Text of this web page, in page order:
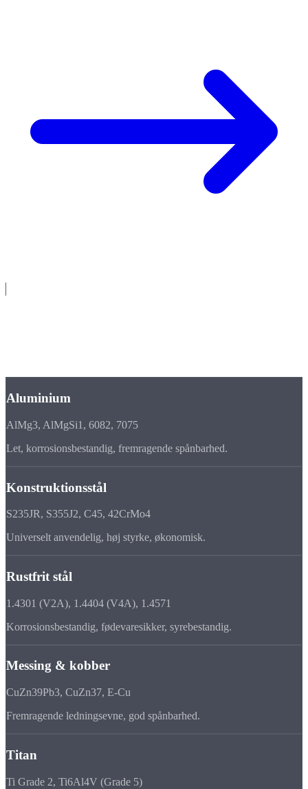
Aluminium
AlMg3, AlMgSi1, 6082, 7075
Let, korrosionsbestandig, fremragende spånbarhed.
Konstruktionsstål
S235JR, S355J2, C45, 42CrMo4
Universelt anvendelig, høj styrke, økonomisk.
Rustfrit stål
1.4301 (V2A), 1.4404 (V4A), 1.4571
Korrosionsbestandig, fødevaresikker, syrebestandig.
Messing & kobber
CuZn39Pb3, CuZn37, E-Cu
Fremragende ledningsevne, god spånbarhed.
Titan
Ti Grade 2, Ti6Al4V (Grade 5)